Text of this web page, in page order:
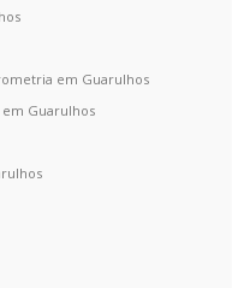
em Guarulhos
Guarulhos